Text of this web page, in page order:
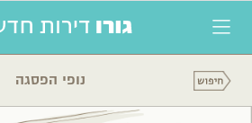
נופי הפסגה